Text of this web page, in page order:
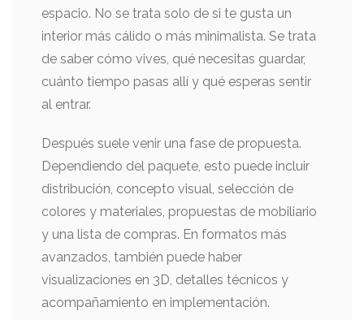
espacio. No se trata solo de si te gusta un
interior más cálido o más minimalista. Se trata
de saber cómo vives, qué necesitas guardar,
cuánto tiempo pasas allí y qué esperas sentir
al entrar.
Después suele venir una fase de propuesta.
Dependiendo del paquete, esto puede incluir
distribución, concepto visual, selección de
colores y materiales, propuestas de mobiliario
y una lista de compras. En formatos más
avanzados, también puede haber
visualizaciones en 3D, detalles técnicos y
acompañamiento en implementación.